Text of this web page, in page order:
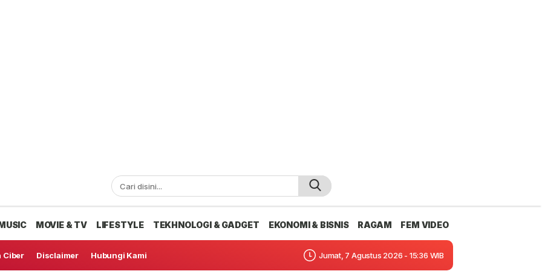
MOVIE & TV LIFESTYLE TEKHNOLOGI & GADGET EKONOMI & BISNIS RAGAM FEM VIDEO
Ciber Disclaimer Hubungi Kami Jumat, 7 Agustus 2026 - 15:36 WIB